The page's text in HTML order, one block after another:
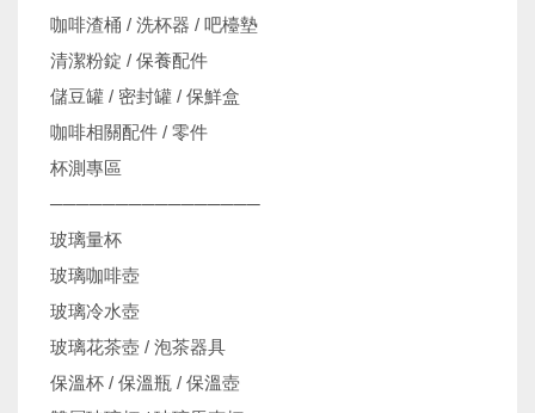
咖啡渣桶 / 洗杯器 / 吧檯墊
清潔粉錠 / 保養配件
儲豆罐 / 密封罐 / 保鮮盒
咖啡相關配件 / 零件
杯測專區
────────────────
玻璃量杯
玻璃咖啡壺
玻璃冷水壺
玻璃花茶壺 / 泡茶器具
保溫杯 / 保溫瓶 / 保溫壺